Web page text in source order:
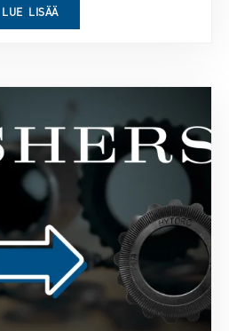
LUE LISÄÄ